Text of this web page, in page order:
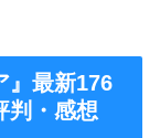
』最新176
判・感想